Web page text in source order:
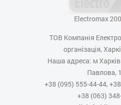
Electromax
ТОВ Компанія
організація,
Наша адреса: м
Павлова,
+38 (095) 555-44-44,
+38 (063)